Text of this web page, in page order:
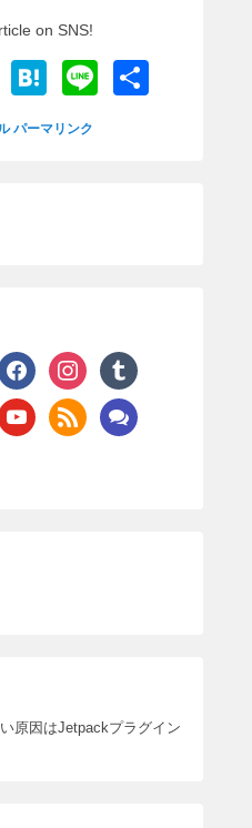
on SNS!
P
o
H
at
e
Li
パーマリンク
instagramtumblr
rss comments
原因はJetpackプラグイン